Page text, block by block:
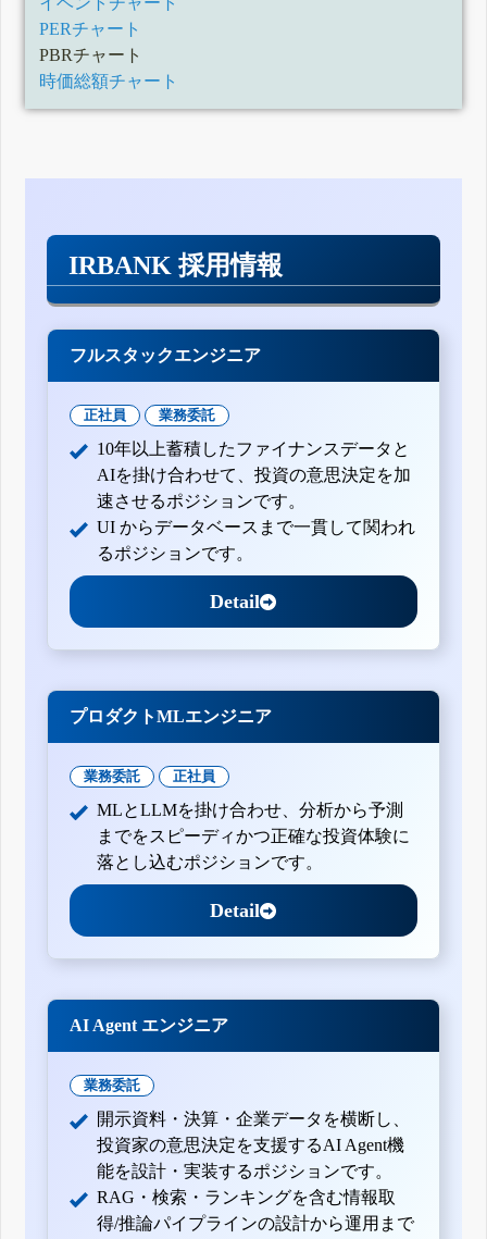
PERチャート
PBRチャート
時価総額チャート
IRBANK 採用情報
フルスタックエンジニア
正社員 業務委託
10年以上蓄積したファイナンスデータと
AIを掛け合わせて、投資の意思決定を加
速させるポジションです。
UI からデータベースまで一貫して関われ
るポジションです。
Detail
プロダクトMLエンジニア
業務委託 正社員
MLとLLMを掛け合わせ、分析から予測
までをスピーディかつ正確な投資体験に
落とし込むポジションです。
Detail
AI Agent エンジニア
業務委託
開示資料・決算・企業データを横断し、
投資家の意思決定を支援するAI Agent機
能を設計・実装するポジションです。
RAG・検索・ランキングを含む情報取
得/推論パイプラインの設計から運用まで